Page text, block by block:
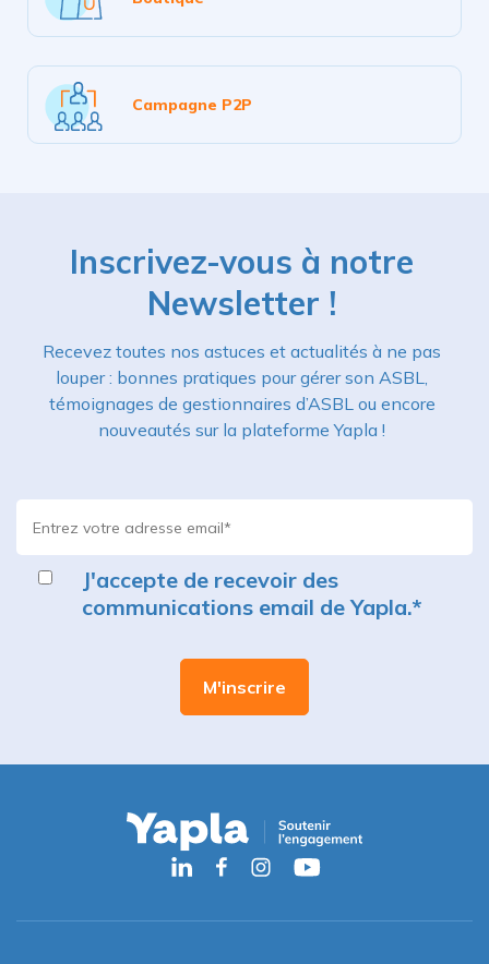
Campagne P2P
Inscrivez-vous à notre
Newsletter !
Recevez toutes nos astuces et actualités à ne pas
louper : bonnes pratiques pour gérer son ASBL,
témoignages de gestionnaires d’ASBL ou encore
nouveautés sur la plateforme Yapla !
J'accepte de recevoir des
communications email de Yapla.*